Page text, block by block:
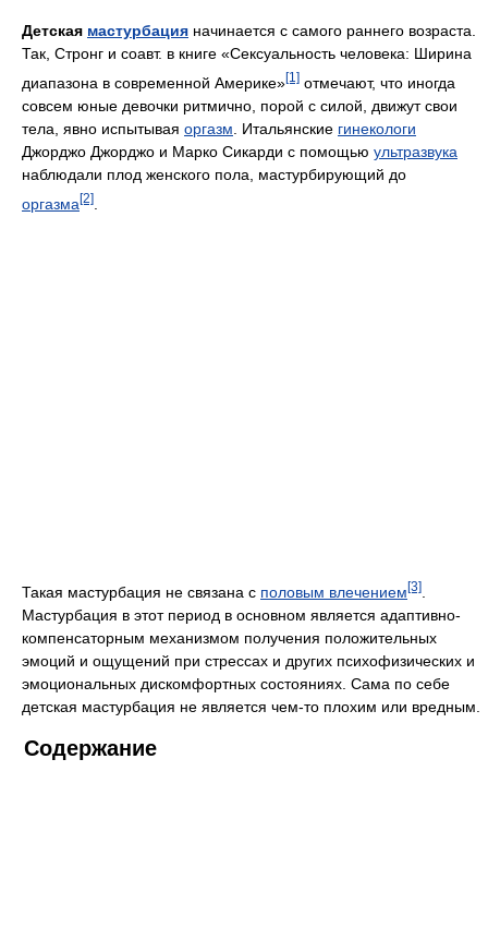
Детская мастурбация начинается с самого раннего возраста.
Так, Стронг и соавт. в книге «Сексуальность человека: Ширина
диапазона в современной Америке»[1] отмечают, что иногда
совсем юные девочки ритмично, порой с силой, движут свои
тела, явно испытывая оргазм . Итальянские гинекологи
Джорджо Джорджо и Марко Сикарди с помощью ультразвука
наблюдали плод женского пола, мастурбирующий до
оргазма[2]
Такая мастурбация не связана с половым влечением [3]
Мастурбация в этот период в основном является адаптивно-
компенсаторным механизмом получения положительных
эмоций и ощущений при стрессах и других психофизических и
эмоциональных дискомфортных состояниях. Сама по себе
детская мастурбация не является чем-то плохим или вредным.
Содержание